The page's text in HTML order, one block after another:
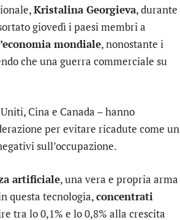
Kristalina Georgieva, durante
giovedì i paesi membri a
mondiale, nonostante i
che una guerra commerciale su
Cina e Canada – hanno
per evitare ricadute come un
sull’occupazione.
artificiale, una vera e propria arma
questa tecnologia,concentrati
tra lo 0,1% e lo 0,8% alla crescita